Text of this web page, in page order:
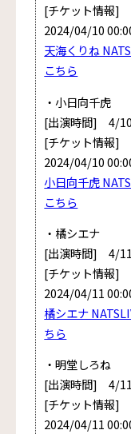
[チケット情報]
2024/04/10
天海くりね
こちら
・小日向千虎
[出演時間] 4/
[チケット情報]
2024/04/10
小日向千虎
こちら
・橘シエナ
[出演時間] 4/
[チケット情報]
2024/04/11
橘シエナ
ちら
・明堂しろね
[出演時間] 4/
[チケット情報]
2024/04/11